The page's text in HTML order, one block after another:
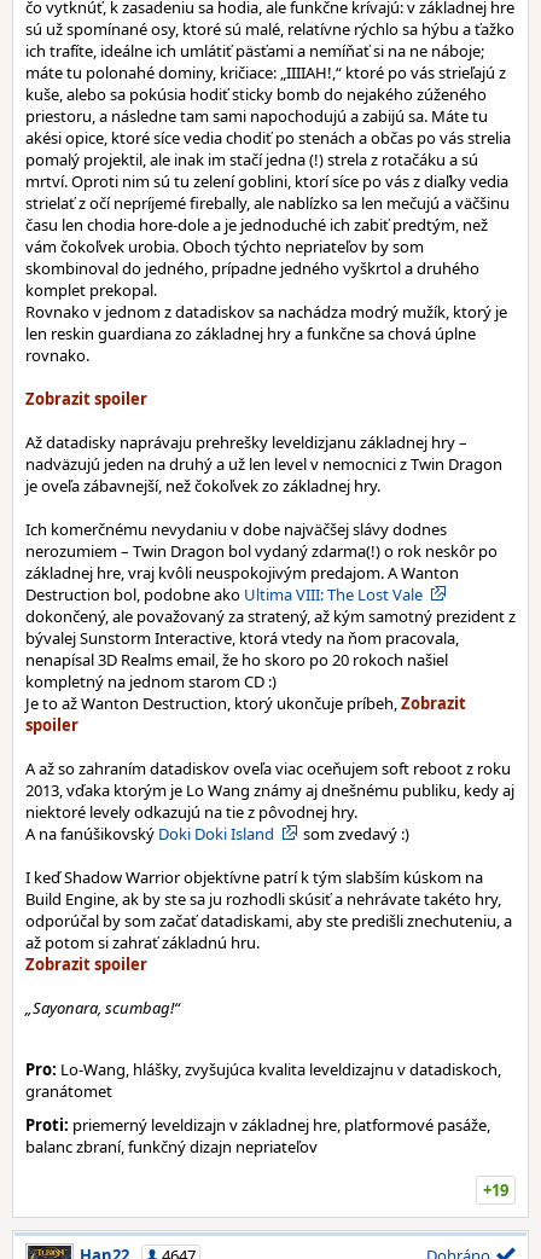
čo vytknúť, k zasadeniu sa hodia, ale funkčne krívajú: v základnej hre
sú už spomínané osy, ktoré sú malé, relatívne rýchlo sa hýbu a ťažko
ich trafíte, ideálne ich umlátiť päsťami a nemíňať si na ne náboje;
máte tu polonahé dominy, kričiace: „IIIIAH!,“ ktoré po vás strieľajú z
kuše, alebo sa pokúsia hodiť sticky bomb do nejakého zúženého
priestoru, a následne tam sami napochodujú a zabijú sa. Máte tu
akési opice, ktoré síce vedia chodiť po stenách a občas po vás strelia
pomalý projektil, ale inak im stačí jedna (!) strela z rotačáku a sú
mrtví. Oproti nim sú tu zelení goblini, ktorí síce po vás z diaľky vedia
strielať z očí nepríjemé firebally, ale nablízko sa len mečujú a väčšinu
času len chodia hore-dole a je jednoduché ich zabiť predtým, než
vám čokoľvek urobia. Oboch týchto nepriateľov by som
skombinoval do jedného, prípadne jedného vyškrtol a druhého
komplet prekopal.
Rovnako v jednom z datadiskov sa nachádza modrý mužík, ktorý je
len reskin guardiana zo základnej hry a funkčne sa chová úplne
rovnako.
Až datadisky naprávaju prehrešky leveldizjanu základnej hry –
nadväzujú jeden na druhý a už len level v nemocnici z Twin Dragon
je oveľa zábavnejší, než čokoľvek zo základnej hry.
Ich komerčnému nevydaniu v dobe najväčšej slávy dodnes
nerozumiem – Twin Dragon bol vydaný zdarma(!) o rok neskôr po
základnej hre, vraj kvôli neuspokojivým predajom. A Wanton
Destruction bol, podobne ako Ultima VIII: The Lost Vale
dokončený, ale považovaný za stratený, až kým samotný prezident z
bývalej Sunstorm Interactive, ktorá vtedy na ňom pracovala,
nenapísal 3D Realms email, že ho skoro po 20 rokoch našiel
kompletný na jednom starom CD :)
Je to až Wanton Destruction, ktorý ukončuje príbeh,
A až so zahraním datadiskov oveľa viac oceňujem soft reboot z roku
2013, vďaka ktorým je Lo Wang známy aj dnešnému publiku, kedy aj
niektoré levely odkazujú na tie z pôvodnej hry.
A na fanúšikovský Doki Doki Island
som zvedavý :)
I keď Shadow Warrior objektívne patrí k tým slabším kúskom na
Build Engine, ak by ste sa ju rozhodli skúsiť a nehrávate takéto hry,
odporúčal by som začať datadiskami, aby ste predišli znechuteniu, a
až potom si zahrať základnú hru.
„Sayonara, scumbag!“
Pro: Lo-Wang, hlášky, zvyšujúca kvalita leveldizajnu v datadiskoch,
granátomet
Proti: priemerný leveldizajn v základnej hre, platformové pasáže,
balanc zbraní, funkčný dizajn nepriateľov
+19